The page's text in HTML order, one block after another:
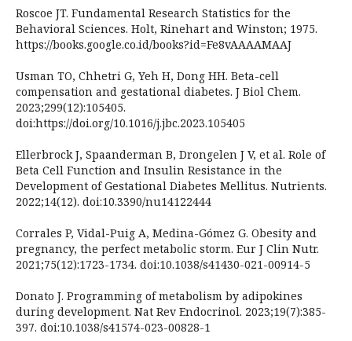
Roscoe JT. Fundamental Research Statistics for the
Behavioral Sciences. Holt, Rinehart and Winston; 1975.
https://books.google.co.id/books?id=Fe8vAAAAMAAJ
Usman TO, Chhetri G, Yeh H, Dong HH. Beta-cell
compensation and gestational diabetes. J Biol Chem.
2023;299(12):105405.
doi:https://doi.org/10.1016/j.jbc.2023.105405
Ellerbrock J, Spaanderman B, Drongelen J V, et al. Role of
Beta Cell Function and Insulin Resistance in the
Development of Gestational Diabetes Mellitus. Nutrients.
2022;14(12). doi:10.3390/nu14122444
Corrales P, Vidal-Puig A, Medina-Gómez G. Obesity and
pregnancy, the perfect metabolic storm. Eur J Clin Nutr.
2021;75(12):1723-1734. doi:10.1038/s41430-021-00914-5
Donato J. Programming of metabolism by adipokines
during development. Nat Rev Endocrinol. 2023;19(7):385-
397. doi:10.1038/s41574-023-00828-1